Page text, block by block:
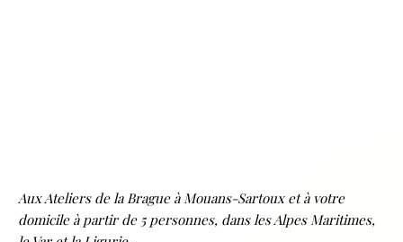
Aux Ateliers de la Brague à Mouans-Sartoux et à votre
domicile à partir de 5 personnes, dans les Alpes Maritimes,